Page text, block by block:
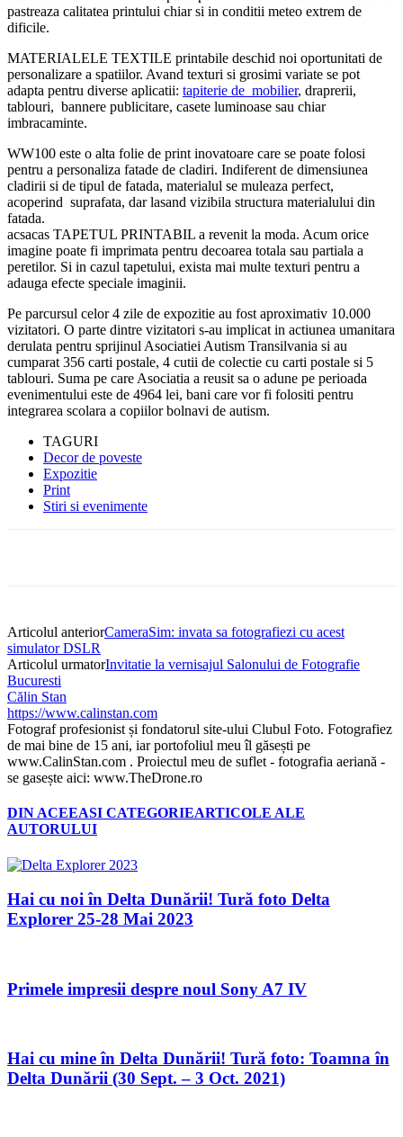
pastreaza calitatea printului chiar si in conditii meteo extrem de
dificile.
MATERIALELE TEXTILE printabile deschid noi oportunitati de
personalizare a spatiilor. Avand texturi si grosimi variate se pot
adapta pentru diverse aplicatii: tapiterie de mobilier, draprerii,
tablouri, bannere publicitare, casete luminoase sau chiar
imbracaminte.
WW100 este o alta folie de print inovatoare care se poate folosi
pentru a personaliza fatade de cladiri. Indiferent de dimensiunea
cladirii si de tipul de fatada, materialul se muleaza perfect,
acoperind suprafata, dar lasand vizibila structura materialului din
fatada.
acsacas TAPETUL PRINTABIL a revenit la moda. Acum orice
imagine poate fi imprimata pentru decoarea totala sau partiala a
peretilor. Si in cazul tapetului, exista mai multe texturi pentru a
adauga efecte speciale imaginii.
Pe parcursul celor 4 zile de expozitie au fost aproximativ 10.000
vizitatori. O parte dintre vizitatori s-au implicat in actiunea umanitara
derulata pentru sprijinul Asociatiei Autism Transilvania si au
cumparat 356 carti postale, 4 cutii de colectie cu carti postale si 5
tablouri. Suma pe care Asociatia a reusit sa o adune pe perioada
evenimentului este de 4964 lei, bani care vor fi folositi pentru
integrarea scolara a copiilor bolnavi de autism.
TAGURI
Decor de poveste
Expozitie
Print
Stiri si evenimente
Articolul anteriorCameraSim: invata sa fotografiezi cu acest
simulator DSLR
Articolul urmatorInvitatie la vernisajul Salonului de Fotografie
Bucuresti
Călin Stan
https://www.calinstan.com
Fotograf profesionist și fondatorul site-ului Clubul Foto. Fotografiez
de mai bine de 15 ani, iar portofoliul meu îl găsești pe
www.CalinStan.com . Proiectul meu de suflet - fotografia aeriană -
se gasește aici: www.TheDrone.ro
DIN ACEEASI CATEGORIEARTICOLE ALE
AUTORULUI
Hai cu noi în Delta Dunării! Tură foto Delta
Explorer 25-28 Mai 2023
Primele impresii despre noul Sony A7 IV
Hai cu mine în Delta Dunării! Tură foto: Toamna în
Delta Dunării (30 Sept. – 3 Oct. 2021)